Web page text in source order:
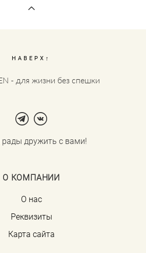
НАВЕРХ↑
- для жизни без спешки
дружить с вами!
О КОМПАНИИ
О нас
Реквизиты
Карта сайта